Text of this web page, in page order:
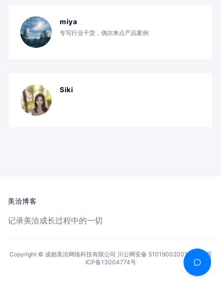
miya
专写行业干货，偶尔来点产品案例
Siki
美洽博客
记录美洽成长过程中的一切
Copyright © 成都美洽网络科技有限公司 川公网安备 51019002001144号
蜀
ICP备13004774号